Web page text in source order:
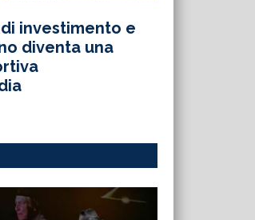
investimento e
diventa una